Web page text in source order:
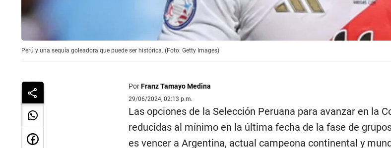
Perú y una sequía goleadora que puede ser histórica. (Foto: Getty Images)
PorFranz Tamayo Medina
29/06/2024, 02:13 p.m.
Las opciones de la Selección Peruana para avanzar en la
reducidas al mínimo en la última fecha de la fase de
es vencer a Argentina, actual campeona continental y